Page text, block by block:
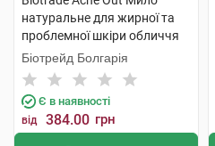
натуральне для жирної та
проблемної шкіри обличчя
та тіла 100 г 1 шт
Біотрейд Болгарія
Є в наявності
від 384.00 грн